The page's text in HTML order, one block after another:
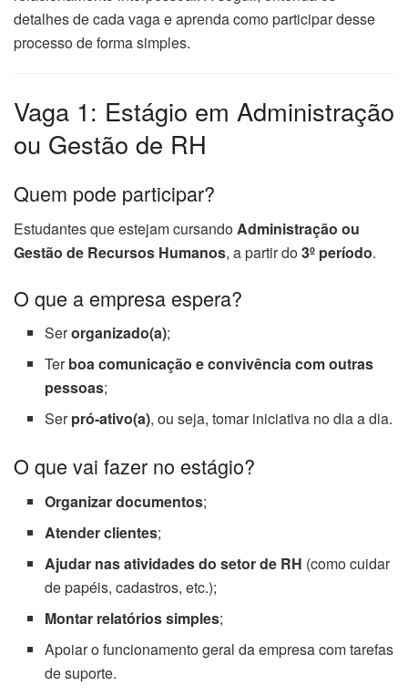
detalhes de cada vaga e aprenda como participar desse
processo de forma simples.
Vaga 1: Estágio em Administração
ou Gestão de RH
Quem pode participar?
Estudantes que estejam cursandoAdministração ou
Gestão de Recursos Humanos, a partir do3º período.
O que a empresa espera?
Serorganizado(a);
Terboa comunicação e convivência com outras
pessoas;
Serpró-ativo(a), ou seja, tomar iniciativa no dia a dia.
O que vai fazer no estágio?
Organizar documentos;
Atender clientes;
Ajudar nas atividades do setor de RH (como cuidar
de papéis, cadastros, etc.);
Montar relatórios simples;
Apoiar o funcionamento geral da empresa com tarefas
de suporte.